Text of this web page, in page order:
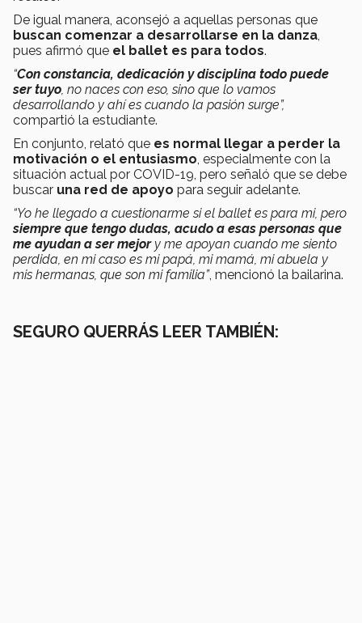
De igual manera, aconsejó a aquellas personas que
buscan comenzar a desarrollarse en la danza,
pues afirmó que el ballet es para todos.
“Con constancia, dedicación y disciplina todo puede
ser tuyo, no naces con eso, sino que lo vamos
desarrollando y ahí es cuando la pasión surge”,
compartió la estudiante.
En conjunto, relató que es normal llegar a perder la
motivación o el entusiasmo, especialmente con la
situación actual por COVID-19, pero señaló que se debe
buscar una red de apoyo para seguir adelante.
“Yo he llegado a cuestionarme si el ballet es para mi, pero
siempre que tengo dudas, acudo a esas personas que
me ayudan a ser mejor y me apoyan cuando me siento
perdida, en mi caso es mi papá, mi mamá, mi abuela y
mis hermanas, que son mi familia”, mencionó la bailarina.
SEGURO QUERRÁS LEER TAMBIÉN: